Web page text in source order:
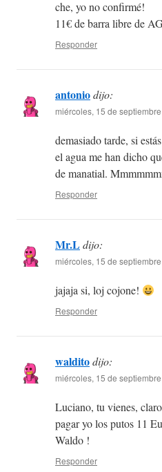
che, yo no confirmé!
11€ de barra libre de
Responder
antoniodijo:
miércoles, 15 de
demasiado tarde, si
el agua me han dicho
de manatial.
Responder
Mr.Ldijo:
miércoles, 15 de
jajaja si, loj cojone!
Responder
walditodijo:
miércoles, 15 de
Luciano, tu vienes,
pagar yo los putos 11
Waldo !
Responder